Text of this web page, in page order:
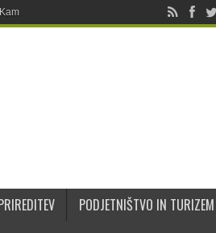
PODJETNIŠTVO IN TURIZEM